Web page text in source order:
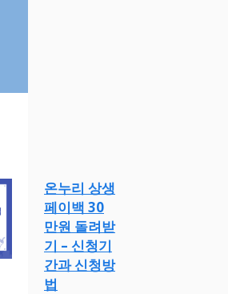
온누리 상생
페이백 30
만원 돌려받
기 – 신청기
간과 신청방
법